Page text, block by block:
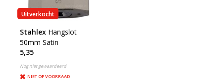
Uitverkocht
Stahlex Hangslot
50mm Satin
5,35
Nog niet gewaardeerd
NIET OP VOORRAAD